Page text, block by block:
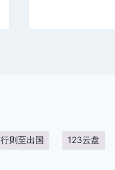
行则至出国 123云盘